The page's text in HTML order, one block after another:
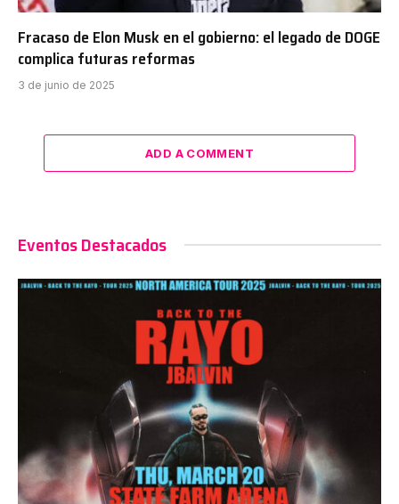
Fracaso de Elon Musk en el gobierno: el legado de DOGE
complica futuras reformas
3 de junio de 2025
ADD A COMMENT
Eventos Destacados